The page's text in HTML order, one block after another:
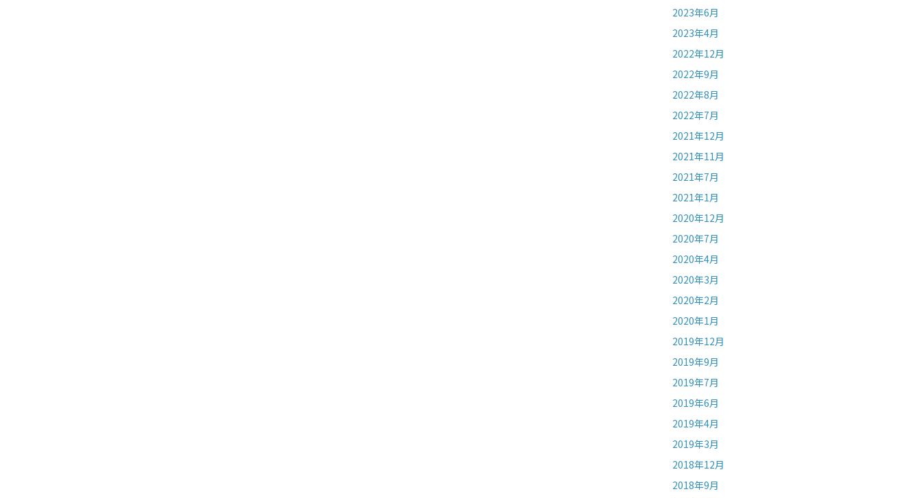
2023年6月
2023年4月
2022年12月
2022年9月
2022年8月
2022年7月
2021年12月
2021年11月
2021年7月
2021年1月
2020年12月
2020年7月
2020年4月
2020年3月
2020年2月
2020年1月
2019年12月
2019年9月
2019年7月
2019年6月
2019年4月
2019年3月
2018年12月
2018年9月